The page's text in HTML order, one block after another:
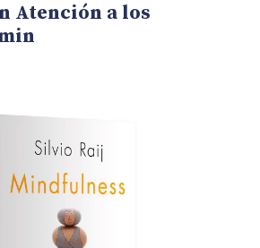
Atención a los